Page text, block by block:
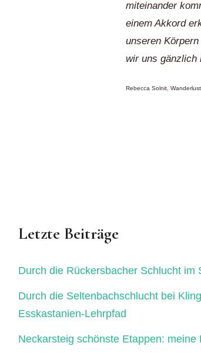
miteinander
einem Akkord
unseren
wir uns gänzlich
Rebecca Solnit,
Letzte Beiträge
Durch die Rückersbacher Schlucht im
Durch die Seltenbachschlucht bei
Esskastanien-Lehrpfad
Neckarsteig schönste Etappen: meine